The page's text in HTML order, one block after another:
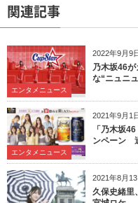
関連記事
2022年9月9
エンタメニュース
乃木坂46
な“ニュニ
2021年9月1
エンタメニュース
「乃木坂
ンペーン
2021年8月13
久保史緒里